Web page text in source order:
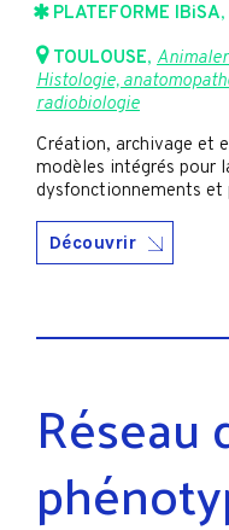
PLATEFORME IBiSA,
TOULOUSE,
Histologie,
radiobiologie
Création, archivage et
modèles intégrés pour
dysfonctionnements
Découvrir
Réseau